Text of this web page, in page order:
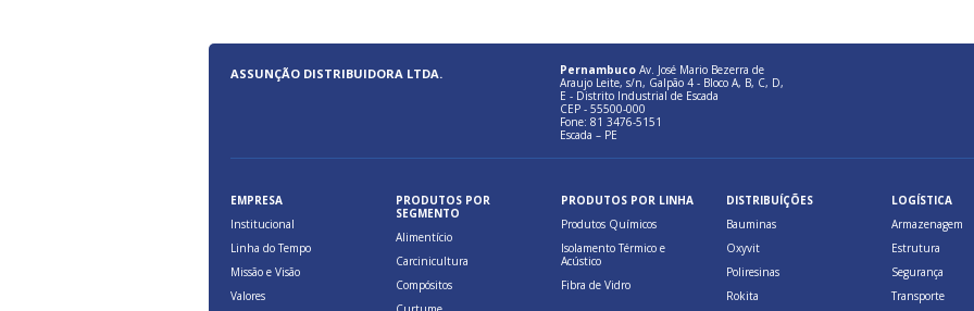
ASSUNÇÃO DISTRIBUIDORA LTDA. Pernambuco Av. José Mario Bezerra de
Araujo Leite, s/n, Galpão 4 - Bloco A, B, C, D,
E - Distrito Industrial de Escada
CEP - 55500-000
Fone: 81 3476-5151
Escada – PE
EMPRESA
Institucional
Linha do Tempo
Missão e Visão
Valores
PRODUTOS POR
SEGMENTO
Alimentício
Carcinicultura
Compósitos
PRODUTOS POR LINHA
Produtos Químicos
Isolamento Térmico e
Acústico
Fibra de Vidro
DISTRIBUÍÇÕES
Bauminas
Oxyvit
Poliresinas
Rokita
LOGÍSTICA
Armazenagem
Estrutura
Segurança
Transporte